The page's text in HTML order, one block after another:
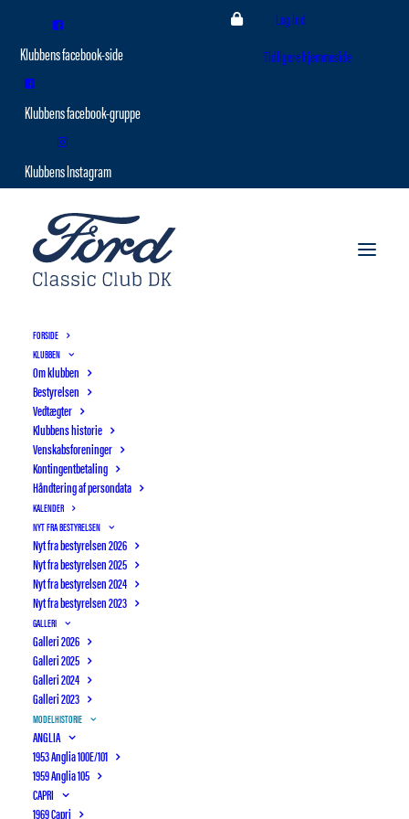
Log ind
Tidligere hjemmeside
FORSIDE
KLUBBEN
Om klubben
Bestyrelsen
Vedtægter
Klubbens historie
Venskabsforeninger
Kontingentbetaling
Håndtering af persondata
KALENDER
NYT FRA BESTYRELSEN
Nyt fra bestyrelsen 2026
Nyt fra bestyrelsen 2025
Nyt fra bestyrelsen 2024
Nyt fra bestyrelsen 2023
GALLERI
Galleri 2026
Galleri 2025
Galleri 2024
Galleri 2023
MODELHISTORIE
ANGLIA
1953 Anglia 100E/101
1959 Anglia 105
CAPRI
1969 Capri
OTTERUP BILSYN